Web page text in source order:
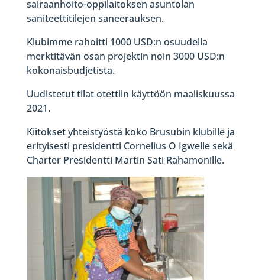
sairaanhoito-oppilaitoksen asuntolan
saniteettitilejen saneerauksen.
Klubimme rahoitti 1000 USD:n osuudella
merktitävän osan projektin noin 3000 USD:n
kokonaisbudjetista.
Uudistetut tilat otettiin käyttöön maaliskuussa
2021.
Kiitokset yhteistyöstä koko Brusubin klubille ja
erityisesti presidentti Cornelius O Igwelle sekä
Charter Presidentti Martin Sati Rahamonille.